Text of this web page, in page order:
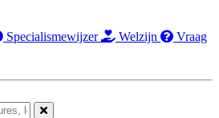
Specialismewijzer Welzijn
Vraag